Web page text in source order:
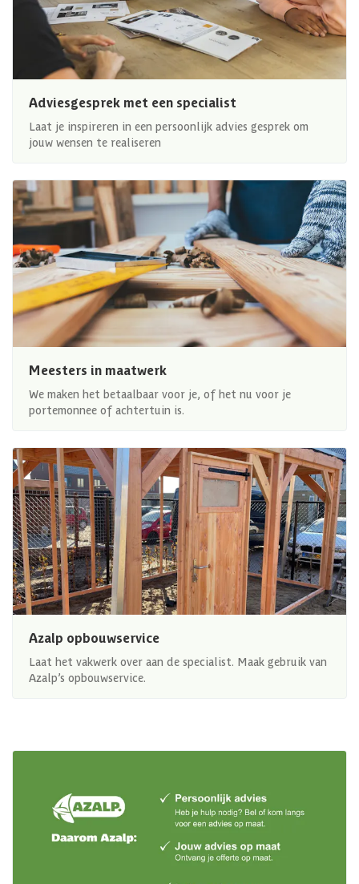
Adviesgesprek met een specialist
Laat je inspireren in een persoonlijk advies gesprek om
jouw wensen te realiseren
Meesters in maatwerk
We maken het betaalbaar voor je, of het nu voor je
portemonnee of achtertuin is.
Azalp opbouwservice
Laat het vakwerk over aan de specialist. Maak gebruik van
Azalp’s opbouwservice.